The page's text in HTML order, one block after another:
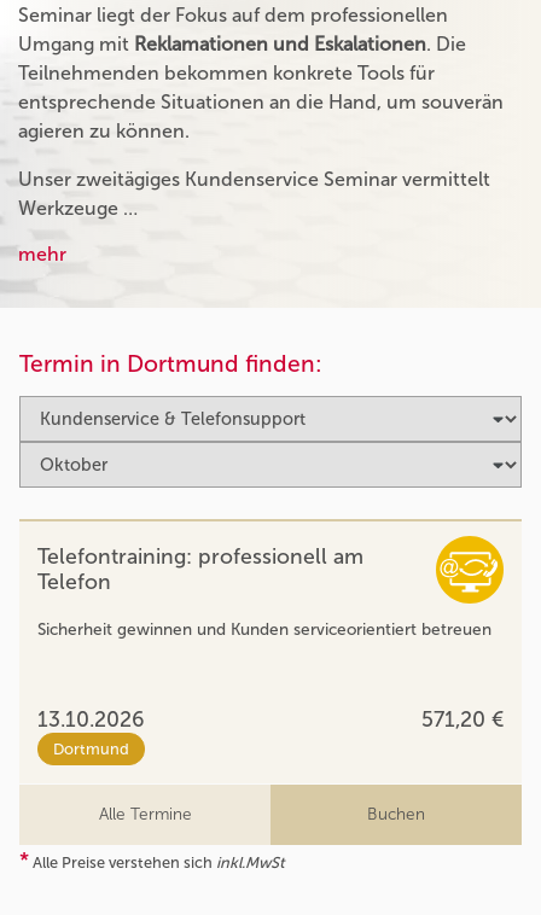
Seminar liegt der Fokus auf dem professionellen
Umgang mit Reklamationen und Eskalationen. Die
Teilnehmenden bekommen konkrete Tools für
entsprechende Situationen an die Hand, um souverän
agieren zu können.
Unser zweitägiges Kundenservice Seminar vermittelt
Werkzeuge …
mehr
Termin in Dortmund finden:
Telefontraining: professionell am
Telefon
Sicherheit gewinnen und Kunden serviceorientiert betreuen
13.10.2026 571,20 €
Dortmund
Alle Termine Buchen
* Alle Preise verstehen sich inkl.MwSt